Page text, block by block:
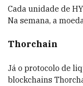
Cada unidade de
Na semana, a
Thorchain
Já o protocolo de
blockchains